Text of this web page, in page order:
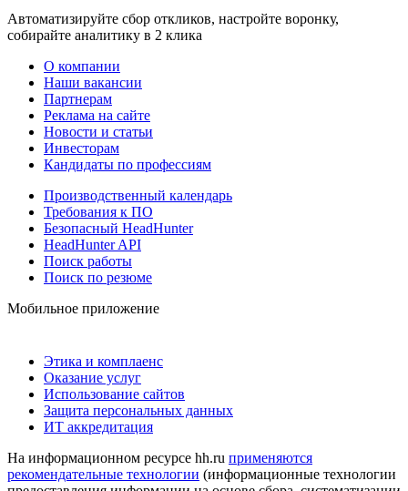
Автоматизируйте сбор откликов, настройте воронку,
собирайте аналитику в 2 клика
О компании
Наши вакансии
Партнерам
Реклама на сайте
Новости и статьи
Инвесторам
Кандидаты по профессиям
Производственный календарь
Требования к ПО
Безопасный HeadHunter
HeadHunter API
Поиск работы
Поиск по резюме
Мобильное приложение
Этика и комплаенс
Оказание услуг
Использование сайтов
Защита персональных данных
ИТ аккредитация
На информационном ресурсе hh.ru применяются
рекомендательные технологии (информационные технологии